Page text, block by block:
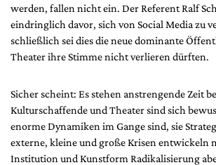
werden, fallen nicht ein. Der Referent Ralf
eindringlich davor, sich von Social Media zu
schließlich sei dies die neue dominante
Theater ihre Stimme nicht verlieren dürften.
Sicher scheint: Es stehen anstrengende Zeit
Kulturschaffende und Theater sind sich
enorme Dynamiken im Gange sind, sie
externe, kleine und große Krisen entwickeln
Institution und Kunstform Radikalisierung